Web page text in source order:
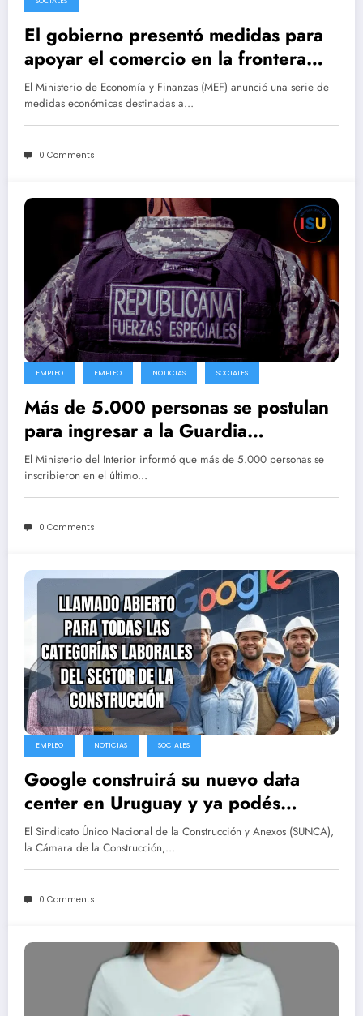
El gobierno presentó medidas para
apoyar el comercio en la frontera
con Brasil
El Ministerio de Economía y Finanzas (MEF) anunció una serie de
medidas económicas destinadas a…
0 Comments
EMPLEO EMPLEO NOTICIAS SOCIALES
Más de 5.000 personas se postulan
para ingresar a la Guardia
Republicana
El Ministerio del Interior informó que más de 5.000 personas se
inscribieron en el último…
0 Comments
EMPLEO NOTICIAS SOCIALES
Google construirá su nuevo data
center en Uruguay y ya podés
inscribirte en el sorteo de puestos
laborales
El Sindicato Único Nacional de la Construcción y Anexos (SUNCA),
la Cámara de la Construcción,…
0 Comments